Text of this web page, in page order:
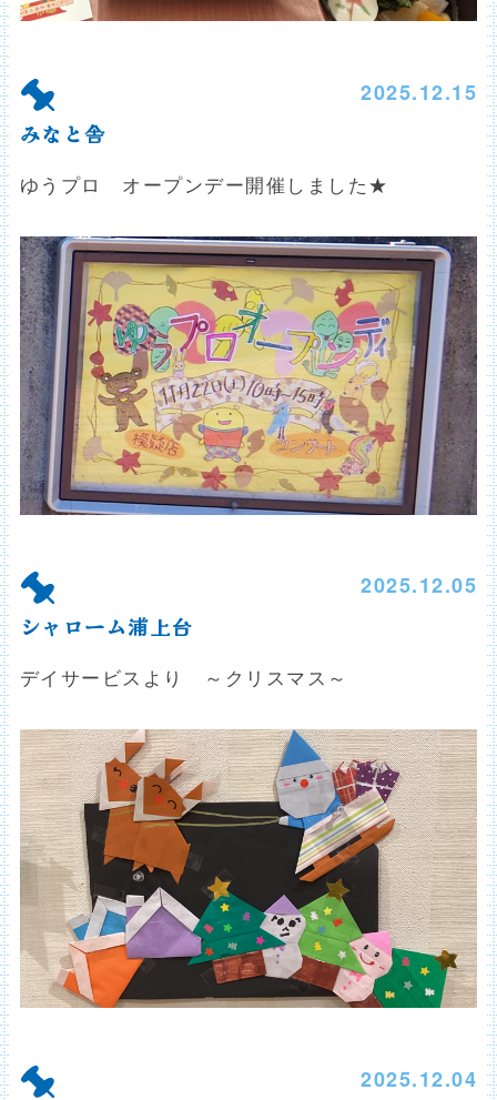
2025.12.15
みなと舎
ゆうプロ オープンデー開催しました★
2025.12.05
シャローム浦上台
デイサービスより ～クリスマス～
2025.12.04